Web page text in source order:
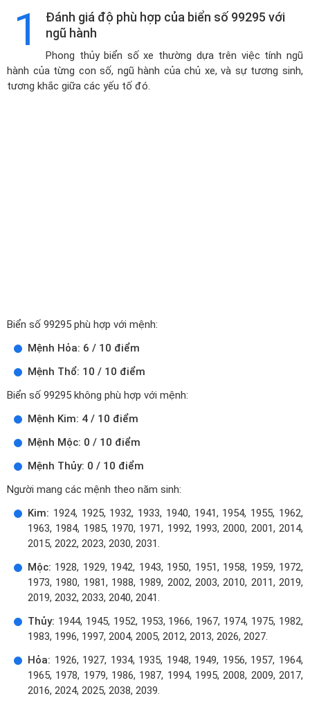
1
Đánh giá độ phù hợp của biển số 99295 với
ngũ hành
Phong thủy biển số xe thường dựa trên việc tính ngũ
hành của từng con số, ngũ hành của chủ xe, và sự tương sinh,
tương khắc giữa các yếu tố đó.
Biển số 99295 phù hợp với mệnh:
Mệnh Hỏa: 6 / 10 điểm
Mệnh Thổ: 10 / 10 điểm
Biển số 99295 không phù hợp với mệnh:
Mệnh Kim: 4 / 10 điểm
Mệnh Mộc: 0 / 10 điểm
Mệnh Thủy: 0 / 10 điểm
Người mang các mệnh theo năm sinh:
Kim: 1924, 1925, 1932, 1933, 1940, 1941, 1954, 1955, 1962,
1963, 1984, 1985, 1970, 1971, 1992, 1993, 2000, 2001, 2014,
2015, 2022, 2023, 2030, 2031.
Mộc: 1928, 1929, 1942, 1943, 1950, 1951, 1958, 1959, 1972,
1973, 1980, 1981, 1988, 1989, 2002, 2003, 2010, 2011, 2019,
2019, 2032, 2033, 2040, 2041.
Thủy: 1944, 1945, 1952, 1953, 1966, 1967, 1974, 1975, 1982,
1983, 1996, 1997, 2004, 2005, 2012, 2013, 2026, 2027.
Hỏa: 1926, 1927, 1934, 1935, 1948, 1949, 1956, 1957, 1964,
1965, 1978, 1979, 1986, 1987, 1994, 1995, 2008, 2009, 2017,
2016, 2024, 2025, 2038, 2039.